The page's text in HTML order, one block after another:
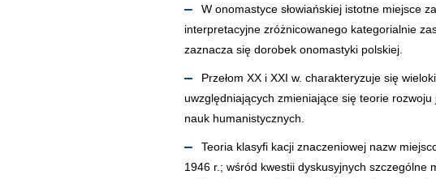
W onomastyce słowiańskiej istotne miejsce
interpretacyjne zróżnicowanego kategorialnie
zaznacza się dorobek onomastyki polskiej.
Przełom XX i XXI w. charakteryzuje się
uwzględniających zmieniające się teorie
nauk humanistycznych.
Teoria klasyfi kacji znaczeniowej nazw
1946 r.; wśród kwestii dyskusyjnych szczególne